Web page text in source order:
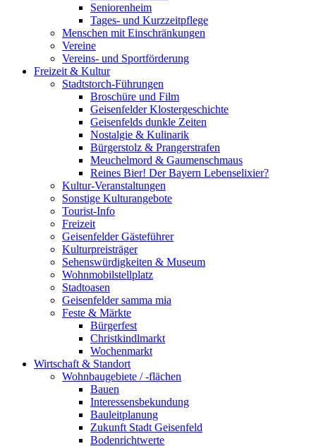
Seniorenheim
Tages- und Kurzzeitpflege
Menschen mit Einschränkungen
Vereine
Vereins- und Sportförderung
Freizeit & Kultur
Stadtstorch-Führungen
Broschüre und Film
Geisenfelder Klostergeschichte
Geisenfelds dunkle Zeiten
Nostalgie & Kulinarik
Bürgerstolz & Prangerstrafen
Meuchelmord & Gaumenschmaus
Reines Bier! Der Bayern Lebenselixier?
Kultur-Veranstaltungen
Sonstige Kulturangebote
Tourist-Info
Freizeit
Geisenfelder Gästeführer
Kulturpreisträger
Sehenswürdigkeiten & Museum
Wohnmobilstellplatz
Stadtoasen
Geisenfelder samma mia
Feste & Märkte
Bürgerfest
Christkindlmarkt
Wochenmarkt
Wirtschaft & Standort
Wohnbaugebiete / -flächen
Bauen
Interessensbekundung
Bauleitplanung
Zukunft Stadt Geisenfeld
Bodenrichtwerte